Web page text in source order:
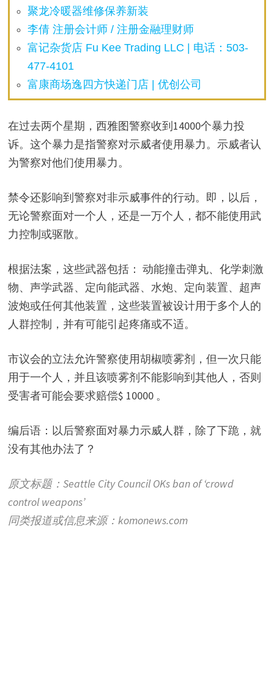
聚龙冷暖器维修保养新装
李倩 注册会计师 / 注册金融理财师
富记杂货店 Fu Kee Trading LLC | 电话：503-
477-4101
富康商场逸四方快递门店 | 优创公司
在过去两个星期，西雅图警察收到14000个暴力投
诉。这个暴力是指警察对示威者使用暴力。示威者认
为警察对他们使用暴力。
禁令还影响到警察对非示威事件的行动。即，以后，
无论警察面对一个人，还是一万个人，都不能使用武
力控制或驱散。
根据法案，这些武器包括： 动能撞击弹丸、化学刺激
物、声学武器、定向能武器、水炮、定向装置、超声
波炮或任何其他装置，这些装置被设计用于多个人的
人群控制，并有可能引起疼痛或不适。
市议会的立法允许警察使用胡椒喷雾剂，但一次只能
用于一个人，并且该喷雾剂不能影响到其他人，否则
受害者可能会要求赔偿$ 10000 。
编后语：以后警察面对暴力示威人群，除了下跪，就
没有其他办法了？
原文标题：Seattle City Council OKs ban of ‘crowd
control weapons’
同类报道或信息来源：komonews.com